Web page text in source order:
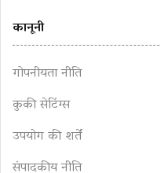
कानूनी
गोपनीयता नीति
कुकी सेटिंग्स
उपयोग की शर्तें